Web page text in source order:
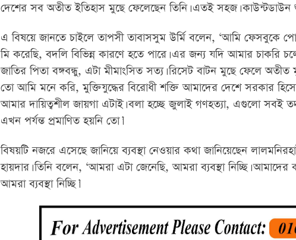
দেশের সব অতীত ইতিহাস মুছে ফেলেছেন তিনি। এতই সহজ।
এ বিষয়ে জানতে চাইলে তাপসী তাবাসসুম উর্মি বলেন, ‘আমি ফেসবুকে
মি করেছি, বদলি বিভিন্ন কারণে হতে পারে। এর জন্য যদি আমার চাকরি
জাতির পিতা বঙ্গবন্ধু, এটা মীমাংসিত সত্য। রিসেট বাটন মুছে ফেলে
তো আমি মনে করি, মুক্তিযুদ্ধের বিরোধী শক্তি আমাদের দেশে সরকার
আমার দায়িত্বশীল জায়গা এটাই। বলা হচ্ছে জুলাই গণহত্যা, এগুলো সবই
এখন পর্যন্ত প্রমাণিত হয়নি তো।’
বিষয়টি নজরে এসেছে জানিয়ে ব্যবস্থা নেওয়ার কথা জানিয়েছেন
হায়দার। তিনি বলেন, ‘আমরা এটা জেনেছি, আমরা ব্যবস্থা নিচ্ছি।
আমরা ব্যবস্থা নিচ্ছি।’